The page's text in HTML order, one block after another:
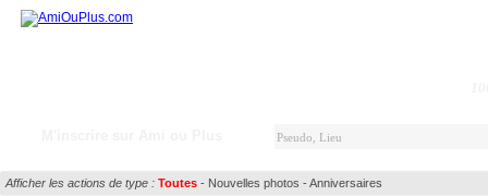
Afficher les actions de type : Toutes - Nouvelles photos -Anniversaires